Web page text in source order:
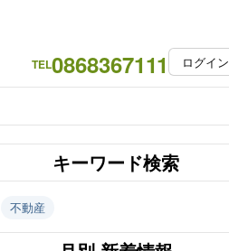
TEL0868367111 ログイン
キーワード検索
不動産